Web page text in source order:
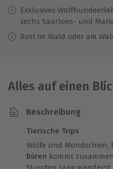
Exklusives
sechs Saarloos- und
Rast im Wald oder am
Alles auf einen
Beschreibung
Tierische Trips
Wölfe und Mondschein,
Büren kommt